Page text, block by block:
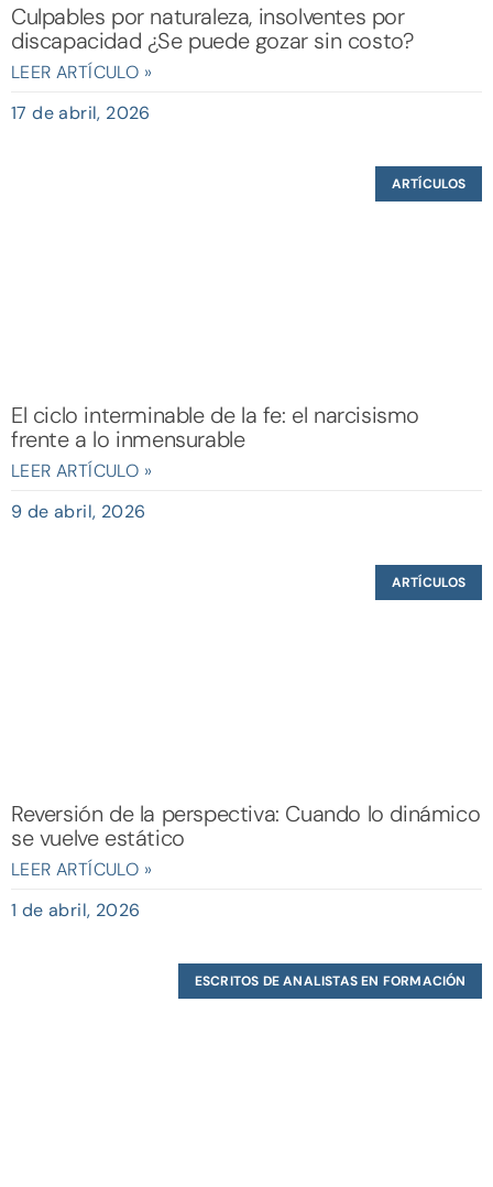
Culpables por naturaleza, insolventes por
discapacidad ¿Se puede gozar sin costo?
LEER ARTÍCULO »
17 de abril, 2026
ARTÍCULOS
El ciclo interminable de la fe: el narcisismo
frente a lo inmensurable
LEER ARTÍCULO »
9 de abril, 2026
ARTÍCULOS
Reversión de la perspectiva: Cuando lo dinámico
se vuelve estático
LEER ARTÍCULO »
1 de abril, 2026
ESCRITOS DE ANALISTAS EN FORMACIÓN